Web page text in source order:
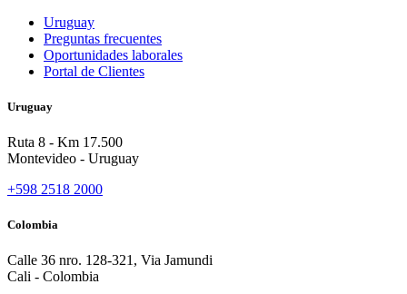
Uruguay
Preguntas frecuentes
Oportunidades laborales
Portal de Clientes
Uruguay
Ruta 8 - Km 17.500
Montevideo - Uruguay
+598 2518 2000
Colombia
Calle 36 nro. 128-321, Via Jamundi
Cali - Colombia